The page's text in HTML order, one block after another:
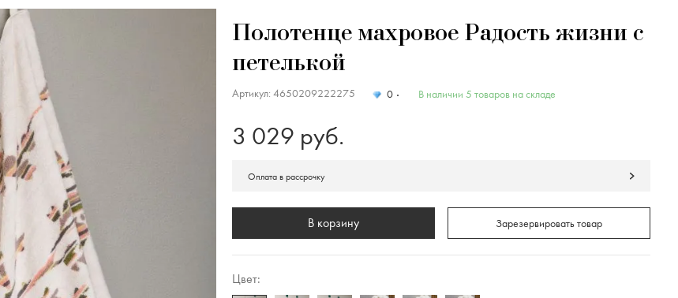
Полотенце махровое Радость жизни с
петелькой
Артикул: 4650209222275 0 В наличии 5 товаров на складе
3 029 руб.
Оплата в рассрочку
В корзину Зарезервировать товар
Цвет: